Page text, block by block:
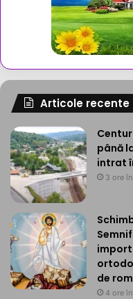
Articole recente
până
intrat
3 ore
de
4 ore